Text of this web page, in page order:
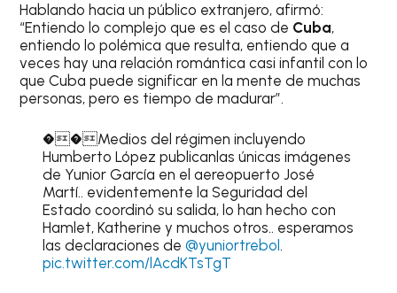
Hablando hacia un público extranjero, afirmó:
“Entiendo lo complejo que es el caso de Cuba,
entiendo lo polémica que resulta, entiendo que a
veces hay una relación romántica casi infantil con lo
que Cuba puede significar en la mente de muchas
personas, pero es tiempo de madurar”.
��Medios del régimen incluyendo
Humberto López publicanlas únicas imágenes
de Yunior García en el aereopuerto José
Martí.. evidentemente la Seguridad del
Estado coordinó su salida, lo han hecho con
Hamlet, Katherine y muchos otros.. esperamos
las declaraciones de @yuniortrebol.
pic.twitter.com/lAcdKTsTgT